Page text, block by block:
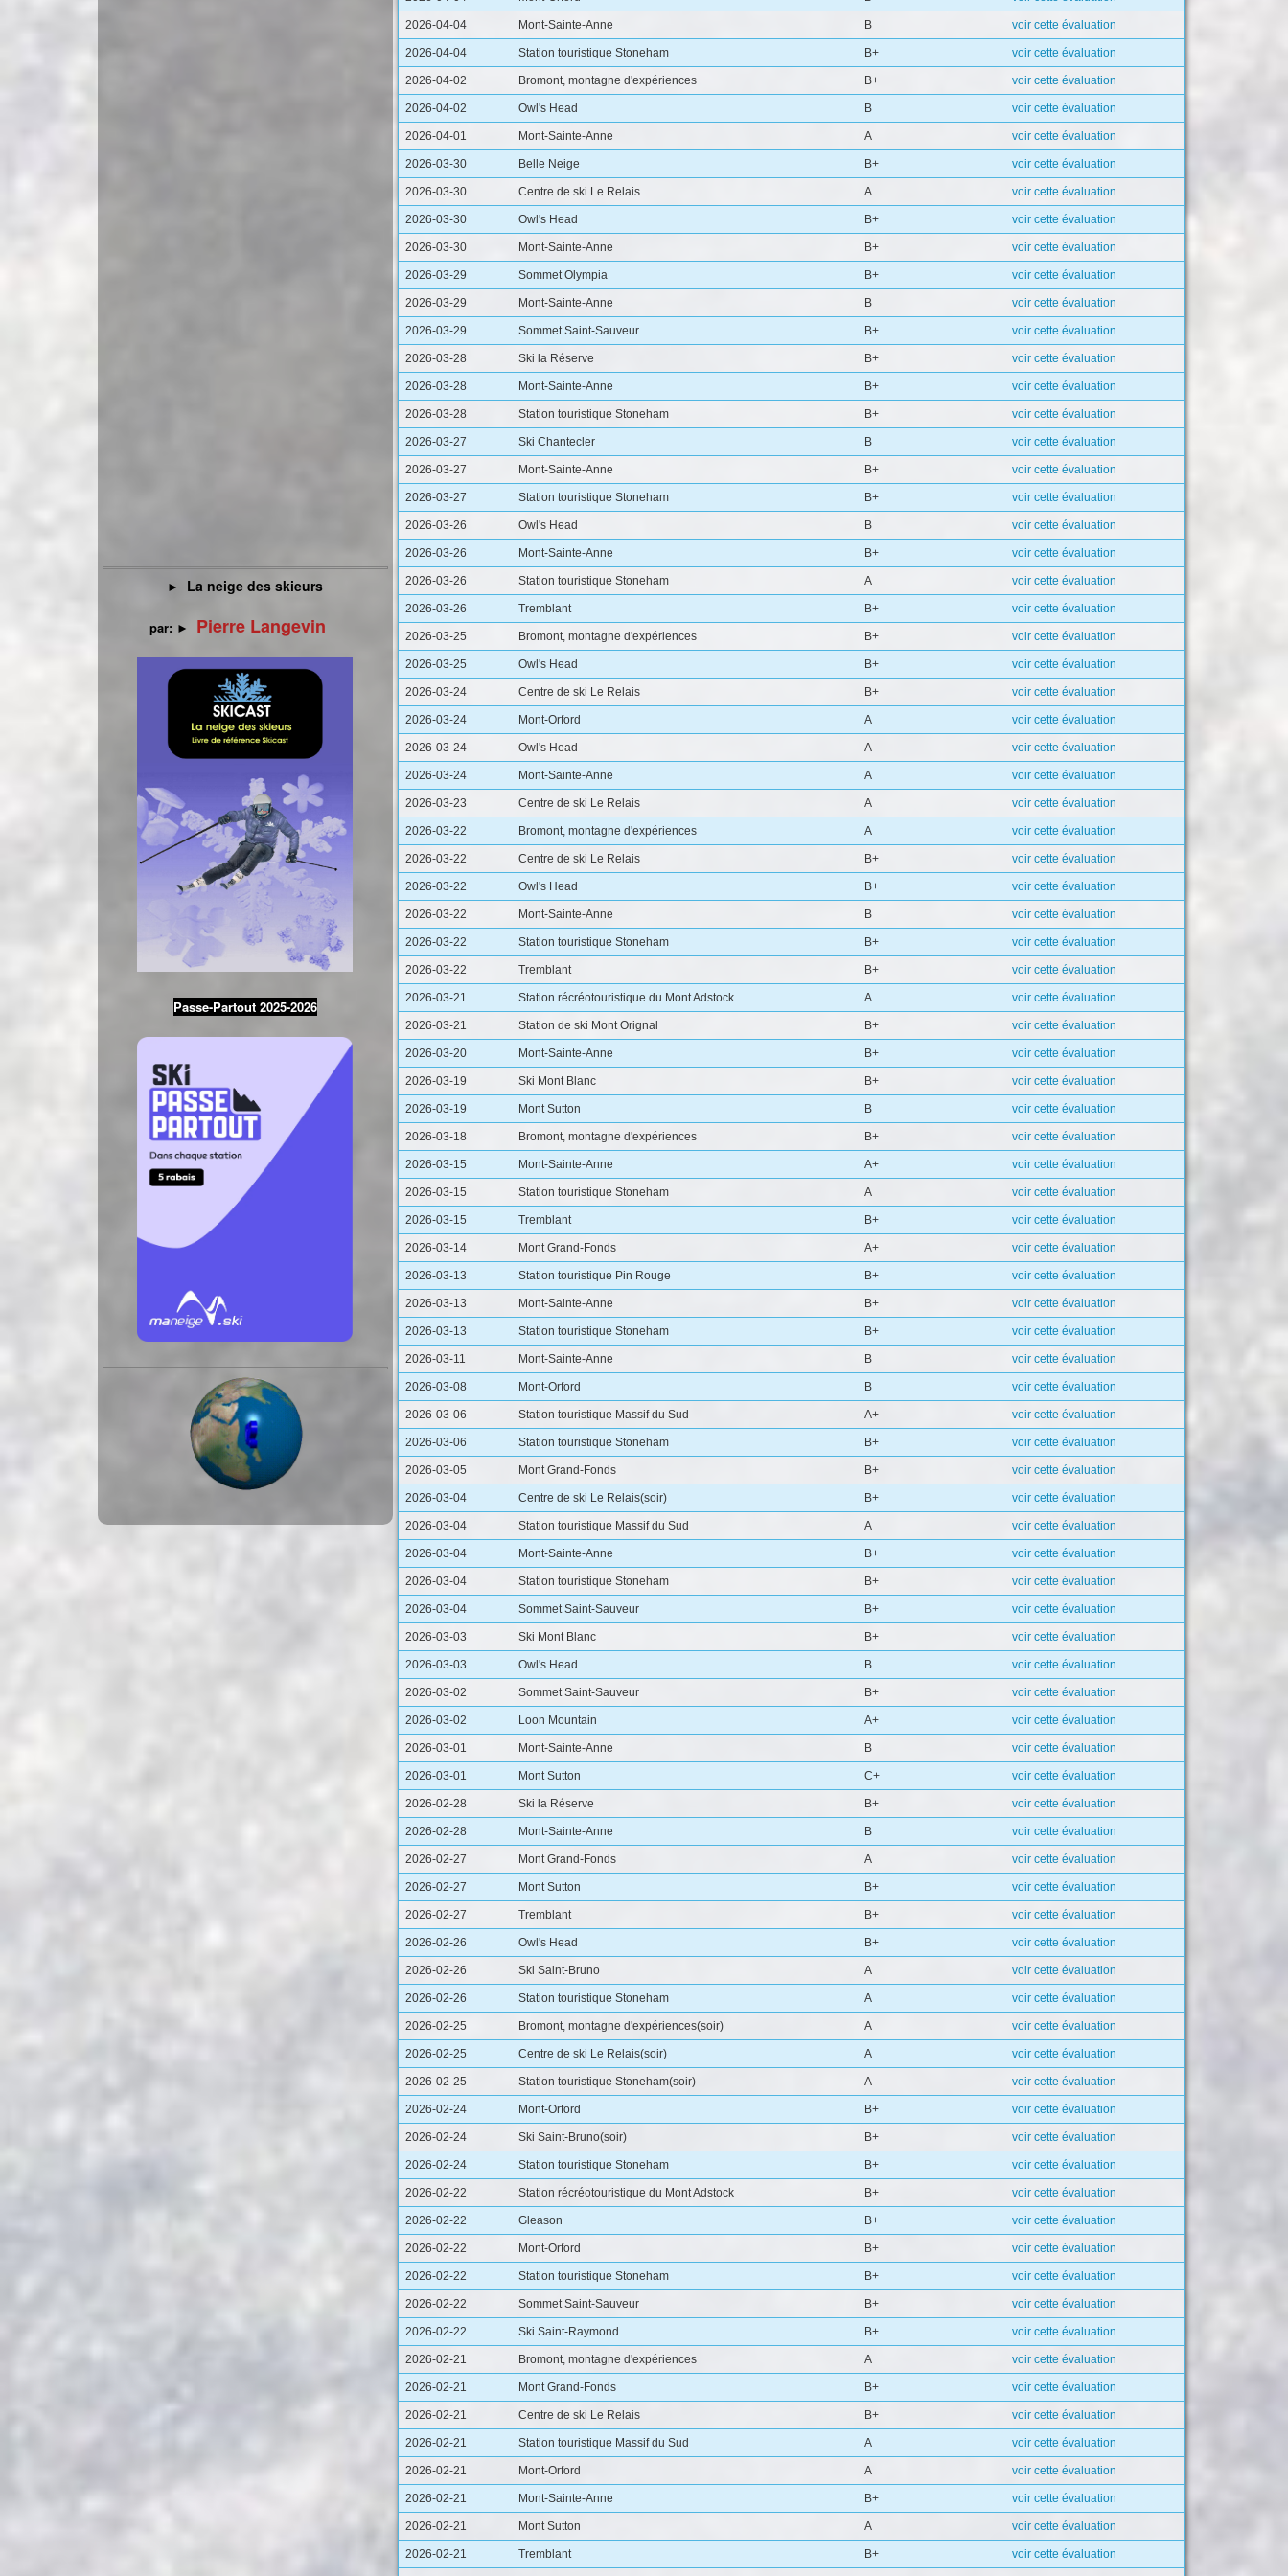
2026-04-04 Mont-Sainte-Anne B voir cette évaluation
2026-04-04 Station touristique Stoneham B+ voir cette évaluation
2026-04-02 Bromont, montagne d'expériences B+ voir cette évaluation
2026-04-02 Owl's Head B voir cette évaluation
2026-04-01 Mont-Sainte-Anne A voir cette évaluation
2026-03-30 Belle Neige B+ voir cette évaluation
2026-03-30 Centre de ski Le Relais A voir cette évaluation
2026-03-30 Owl's Head B+ voir cette évaluation
2026-03-30 Mont-Sainte-Anne B+ voir cette évaluation
2026-03-29 Sommet Olympia B+ voir cette évaluation
2026-03-29 Mont-Sainte-Anne B voir cette évaluation
2026-03-29 Sommet Saint-Sauveur B+ voir cette évaluation
2026-03-28 Ski la Réserve B+ voir cette évaluation
2026-03-28 Mont-Sainte-Anne B+ voir cette évaluation
2026-03-28 Station touristique Stoneham B+ voir cette évaluation
2026-03-27 Ski Chantecler B voir cette évaluation
2026-03-27 Mont-Sainte-Anne B+ voir cette évaluation
2026-03-27 Station touristique Stoneham B+ voir cette évaluation
2026-03-26 Owl's Head B voir cette évaluation
2026-03-26 Mont-Sainte-Anne B+ voir cette évaluation
2026-03-26 Station touristique Stoneham A voir cette évaluation
2026-03-26 Tremblant B+ voir cette évaluation
2026-03-25 Bromont, montagne d'expériences B+ voir cette évaluation
2026-03-25 Owl's Head B+ voir cette évaluation
2026-03-24 Centre de ski Le Relais B+ voir cette évaluation
2026-03-24 Mont-Orford A voir cette évaluation
2026-03-24 Owl's Head A voir cette évaluation
2026-03-24 Mont-Sainte-Anne A voir cette évaluation
2026-03-23 Centre de ski Le Relais A voir cette évaluation
2026-03-22 Bromont, montagne d'expériences A voir cette évaluation
2026-03-22 Centre de ski Le Relais B+ voir cette évaluation
2026-03-22 Owl's Head B+ voir cette évaluation
2026-03-22 Mont-Sainte-Anne B voir cette évaluation
2026-03-22 Station touristique Stoneham B+ voir cette évaluation
2026-03-22 Tremblant B+ voir cette évaluation
2026-03-21 Station récréotouristique du Mont Adstock A voir cette évaluation
2026-03-21 Station de ski Mont Orignal B+ voir cette évaluation
2026-03-20 Mont-Sainte-Anne B+ voir cette évaluation
2026-03-19 Ski Mont Blanc B+ voir cette évaluation
2026-03-19 Mont Sutton B voir cette évaluation
2026-03-18 Bromont, montagne d'expériences B+ voir cette évaluation
2026-03-15 Mont-Sainte-Anne A+ voir cette évaluation
2026-03-15 Station touristique Stoneham A voir cette évaluation
2026-03-15 Tremblant B+ voir cette évaluation
2026-03-14 Mont Grand-Fonds A+ voir cette évaluation
2026-03-13 Station touristique Pin Rouge B+ voir cette évaluation
2026-03-13 Mont-Sainte-Anne B+ voir cette évaluation
2026-03-13 Station touristique Stoneham B+ voir cette évaluation
2026-03-11 Mont-Sainte-Anne B voir cette évaluation
2026-03-08 Mont-Orford B voir cette évaluation
2026-03-06 Station touristique Massif du Sud A+ voir cette évaluation
2026-03-06 Station touristique Stoneham B+ voir cette évaluation
2026-03-05 Mont Grand-Fonds B+ voir cette évaluation
2026-03-04 Centre de ski Le Relais(soir) B+ voir cette évaluation
2026-03-04 Station touristique Massif du Sud A voir cette évaluation
2026-03-04 Mont-Sainte-Anne B+ voir cette évaluation
2026-03-04 Station touristique Stoneham B+ voir cette évaluation
2026-03-04 Sommet Saint-Sauveur B+ voir cette évaluation
2026-03-03 Ski Mont Blanc B+ voir cette évaluation
2026-03-03 Owl's Head B voir cette évaluation
2026-03-02 Sommet Saint-Sauveur B+ voir cette évaluation
2026-03-02 Loon Mountain A+ voir cette évaluation
2026-03-01 Mont-Sainte-Anne B voir cette évaluation
2026-03-01 Mont Sutton C+ voir cette évaluation
2026-02-28 Ski la Réserve B+ voir cette évaluation
2026-02-28 Mont-Sainte-Anne B voir cette évaluation
2026-02-27 Mont Grand-Fonds A voir cette évaluation
2026-02-27 Mont Sutton B+ voir cette évaluation
2026-02-27 Tremblant B+ voir cette évaluation
2026-02-26 Owl's Head B+ voir cette évaluation
2026-02-26 Ski Saint-Bruno A voir cette évaluation
2026-02-26 Station touristique Stoneham A voir cette évaluation
2026-02-25 Bromont, montagne d'expériences(soir) A voir cette évaluation
2026-02-25 Centre de ski Le Relais(soir) A voir cette évaluation
2026-02-25 Station touristique Stoneham(soir) A voir cette évaluation
2026-02-24 Mont-Orford B+ voir cette évaluation
2026-02-24 Ski Saint-Bruno(soir) B+ voir cette évaluation
2026-02-24 Station touristique Stoneham B+ voir cette évaluation
2026-02-22 Station récréotouristique du Mont Adstock B+ voir cette évaluation
2026-02-22 Gleason B+ voir cette évaluation
2026-02-22 Mont-Orford B+ voir cette évaluation
2026-02-22 Station touristique Stoneham B+ voir cette évaluation
2026-02-22 Sommet Saint-Sauveur B+ voir cette évaluation
2026-02-22 Ski Saint-Raymond B+ voir cette évaluation
2026-02-21 Bromont, montagne d'expériences A voir cette évaluation
2026-02-21 Mont Grand-Fonds B+ voir cette évaluation
2026-02-21 Centre de ski Le Relais B+ voir cette évaluation
2026-02-21 Station touristique Massif du Sud A voir cette évaluation
2026-02-21 Mont-Orford A voir cette évaluation
2026-02-21 Mont-Sainte-Anne B+ voir cette évaluation
2026-02-21 Mont Sutton A voir cette évaluation
2026-02-21 Tremblant B+ voir cette évaluation
► La neige des skieurs
par: ► Pierre Langevin
Passe-Partout 2025-2026